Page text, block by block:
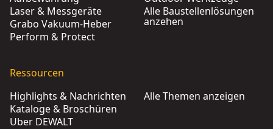
Laser & Messgeräte
Grabo Vakuum-Heber
Perform & Protect
Alle Baustellenlösungen
anzehen
Ressourcen
Highlights & Nachrichten
Kataloge & Broschüren
Über DEWALT
Alle Themen anzeigen